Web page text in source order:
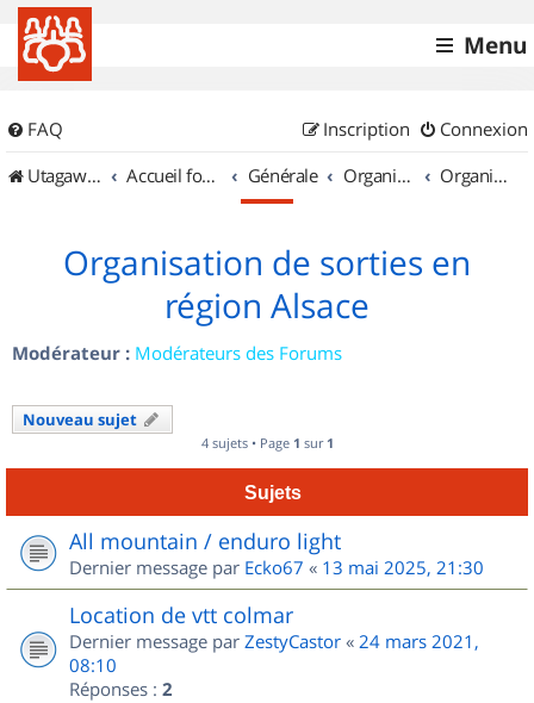
Menu
FAQ Connexion
Inscription
UtagawaVTT (Randos VTT et VTTAE avec traces GPS)
Accueil forum Générale Organisation de sorties & Recherche de partenaires Organisation de sorties en région Alsace
Organisation de sorties en
région Alsace
Modérateur : Modérateurs des Forums
Nouveau sujet
4 sujets • Page 1 sur 1
Sujets
All mountain / enduro light
Dernier message par Ecko67 « 13 mai 2025, 21:30
Location de vtt colmar
Dernier message par ZestyCastor « 24 mars 2021,
08:10
Réponses : 2